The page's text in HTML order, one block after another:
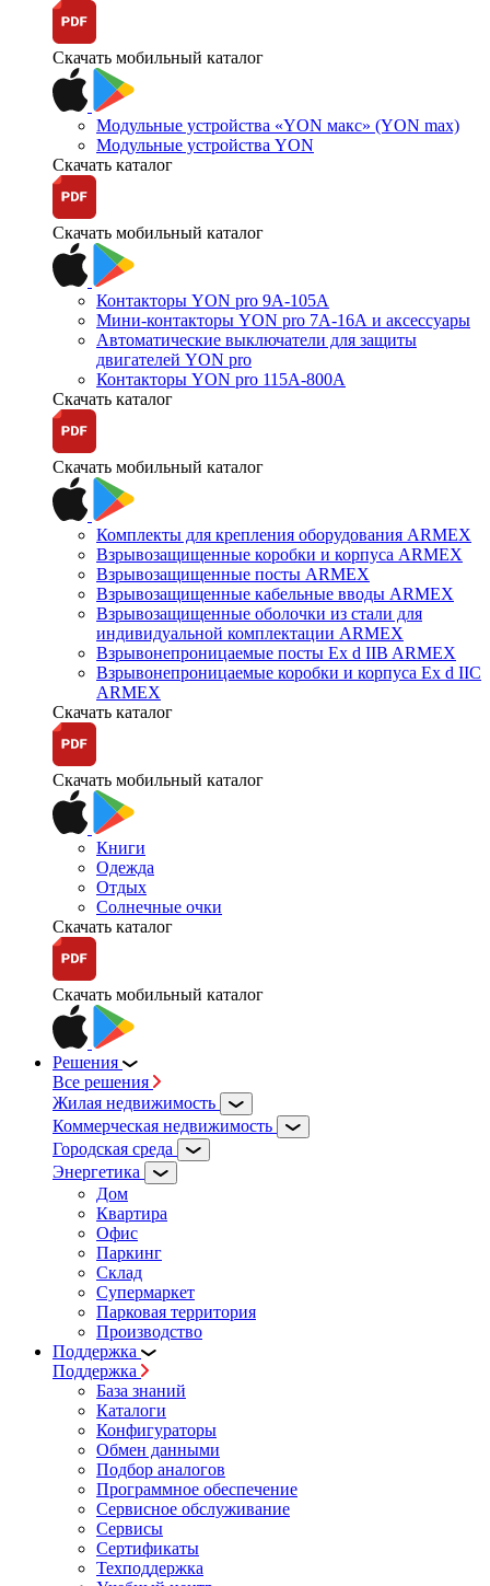
Скачать мобильный каталог
Модульные устройства «YON макс» (YON max)
Модульные устройства YON
Скачать каталог
Скачать мобильный каталог
Контакторы YON pro 9А-105А
Мини-контакторы YON pro 7А-16А и аксессуары
Автоматические выключатели для защиты
двигателей YON pro
Контакторы YON pro 115А-800А
Скачать каталог
Скачать мобильный каталог
Комплекты для крепления оборудования ARMEX
Взрывозащищенные коробки и корпуса ARMEX
Взрывозащищенные посты ARMEX
Взрывозащищенные кабельные вводы ARMEX
Взрывозащищенные оболочки из стали для
индивидуальной комплектации ARMEX
Взрывонепроницаемые посты Ex d IIB ARMEX
Взрывонепроницаемые коробки и корпуса Ex d IIС
ARMEX
Скачать каталог
Скачать мобильный каталог
Книги
Одежда
Отдых
Солнечные очки
Скачать каталог
Скачать мобильный каталог
Решения
Все решения
Жилая недвижимость
Коммерческая недвижимость
Городская среда
Энергетика
Дом
Квартира
Офис
Паркинг
Склад
Супермаркет
Парковая территория
Производство
Поддержка
Поддержка
База знаний
Каталоги
Конфигураторы
Обмен данными
Подбор аналогов
Программное обеспечение
Сервисное обслуживание
Сервисы
Сертификаты
Техподдержка